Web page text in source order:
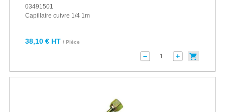
03491501
Capillaire cuivre 1/4 1m
38,10 € HT / Pièce